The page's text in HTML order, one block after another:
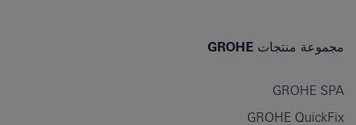
مجموعة منتجات GROHE
GROHE SPA
GROHE QuickFix